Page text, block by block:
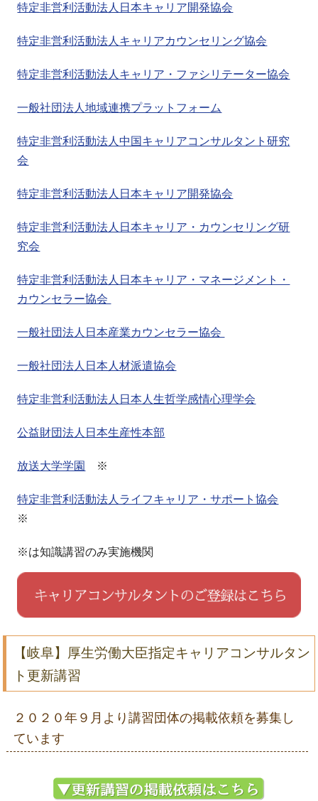
特定非営利活動法人日本キャリア開発協会
特定非営利活動法人キャリアカウンセリング協会
特定非営利活動法人キャリア・ファシリテーター協会
一般社団法人地域連携プラットフォーム
特定非営利活動法人中国キャリアコンサルタント研究
会
特定非営利活動法人日本キャリア開発協会
特定非営利活動法人日本キャリア・カウンセリング研
究会
特定非営利活動法人日本キャリア・マネージメント・
カウンセラー協会
一般社団法人日本産業カウンセラー協会
一般社団法人日本人材派遣協会
特定非営利活動法人日本人生哲学感情心理学会
公益財団法人日本生産性本部
放送大学学園 ※
特定非営利活動法人ライフキャリア・サポート協会
※
※は知識講習のみ実施機関
【岐阜】厚生労働大臣指定キャリアコンサルタン
ト更新講習
２０２０年９月より講習団体の掲載依頼を募集し
ています